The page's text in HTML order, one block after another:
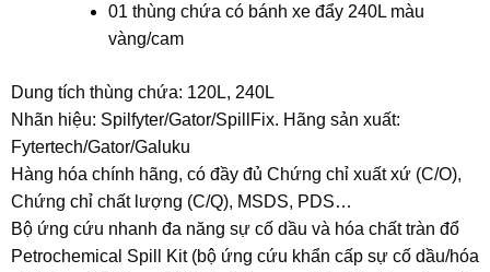
01 thùng chứa có bánh xe đẩy 240L màu
vàng/cam
Dung tích thùng chứa: 120L, 240L
Nhãn hiệu: Spilfyter/Gator/SpillFix. Hãng sản xuất:
Fytertech/Gator/Galuku
Hàng hóa chính hãng, có đầy đủ Chứng chỉ xuất xứ (C/O),
Chứng chỉ chất lượng (C/Q), MSDS, PDS…
Bộ ứng cứu nhanh đa năng sự cố dầu và hóa chất tràn đổ
Petrochemical Spill Kit (bộ ứng cứu khẩn cấp sự cố dầu/hóa